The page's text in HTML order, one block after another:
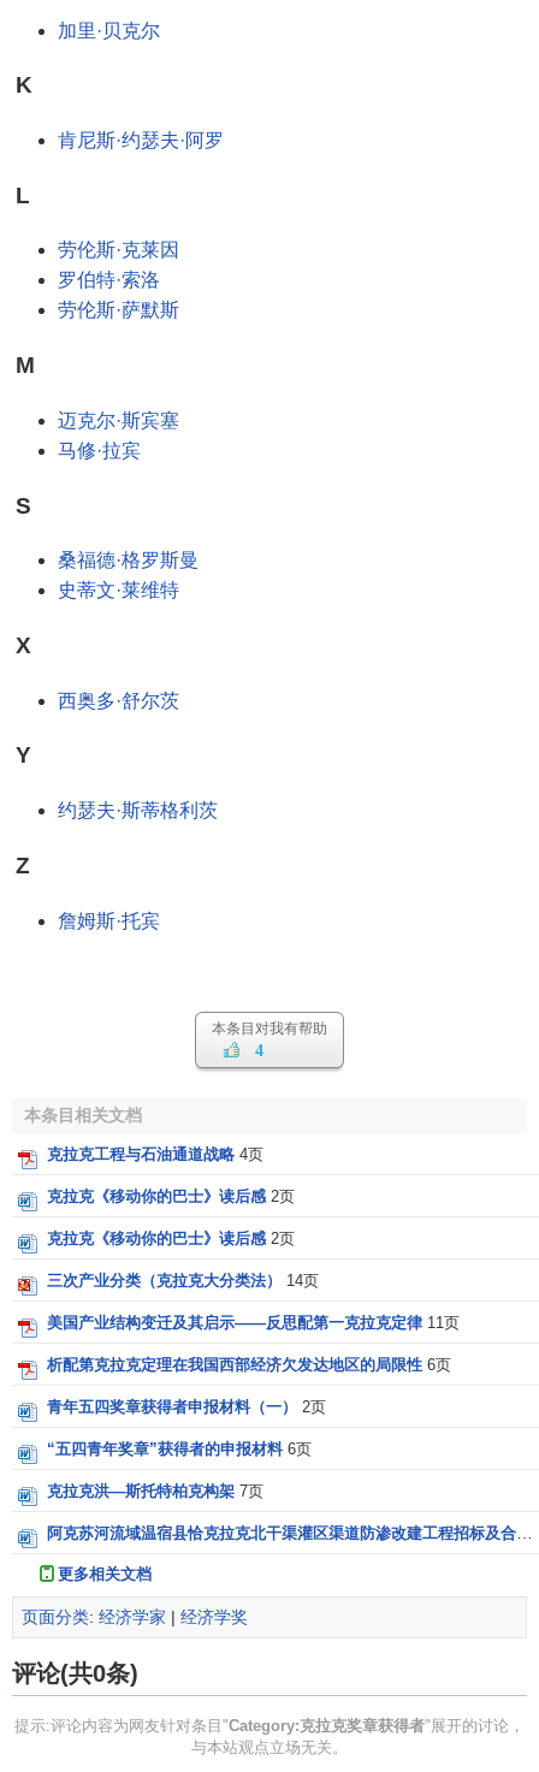
加里·贝克尔
K
肯尼斯·约瑟夫·阿罗
L
劳伦斯·克莱因
罗伯特·索洛
劳伦斯·萨默斯
M
迈克尔·斯宾塞
马修·拉宾
S
桑福德·格罗斯曼
史蒂文·莱维特
X
西奥多·舒尔茨
Y
约瑟夫·斯蒂格利茨
Z
詹姆斯·托宾
本条目对我有帮助
4
本条目相关文档
克拉克工程与石油通道战略 4页
克拉克《移动你的巴士》读后感 2页
克拉克《移动你的巴士》读后感 2页
三次产业分类（克拉克大分类法） 14页
美国产业结构变迁及其启示——反思配第一克拉克定律 11页
析配第克拉克定理在我国西部经济欠发达地区的局限性 6页
青年五四奖章获得者申报材料（一） 2页
“五四青年奖章”获得者的申报材料 6页
克拉克洪—斯托特柏克构架 7页
阿克苏河流域温宿县恰克拉克北干渠灌区渠道防渗改建工程招标及合同文件
更多相关文档
页面分类: 经济学家 | 经济学奖
评论(共0条)
提示:评论内容为网友针对条目"Category:克拉克奖章获得者"展开的讨论，
与本站观点立场无关。